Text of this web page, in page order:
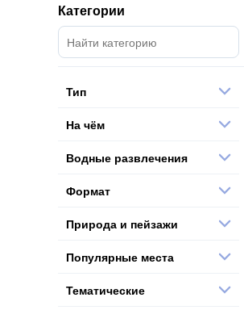
Категории
Тип
На чём
Водные развлечения
Формат
Природа и пейзажи
Популярные места
Тематические